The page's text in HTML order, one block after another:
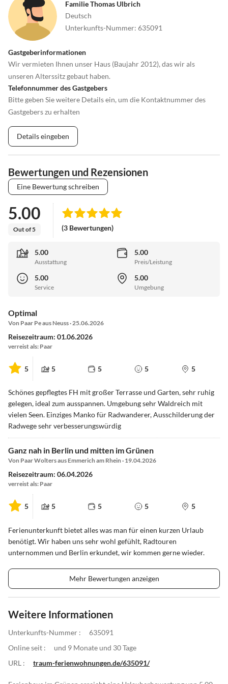
Familie Thomas Ulbrich
Deutsch
Unterkunfts-Nummer: 635091
Gastgeberinformationen
Wir vermieten Ihnen unser Haus (Baujahr 2012), das wir als
unseren Alterssitz gebaut haben.
Telefonnummer des Gastgebers
Bitte geben Sie weitere Details ein, um die Kontaktnummer des
Gastgebers zu erhalten
Details eingeben
Bewertungen und Rezensionen
Eine Bewertung schreiben
5.00
Out of 5 (3 Bewertungen)
5.00
Ausstattung
5.00
Preis/Leistung
5.00
Service
5.00
Umgebung
Optimal
Von Paar Pe aus Neuss · 25.06.2026
Reisezeitraum: 01.06.2026
verreist als: Paar
5 5 5 5 5
Schönes gepflegtes FH mit großer Terrasse und Garten, sehr ruhig
gelegen, ideal zum ausspannen. Umgebung sehr Waldreich mit
vielen Seen. Einziges Manko für Radwanderer, Ausschilderung der
Radwege sehr verbesserungswürdig
Ganz nah in Berlin und mitten im Grünen
Von Paar Wolters aus Emmerich am Rhein · 19.04.2026
Reisezeitraum: 06.04.2026
verreist als: Paar
5 5 5 5 5
Ferienunterkunft bietet alles was man für einen kurzen Urlaub
benötigt. Wir haben uns sehr wohl gefühlt, Radtouren
unternommen und Berlin erkundet, wir kommen gerne wieder.
Mehr Bewertungen anzeigen
Weitere Informationen
Unterkunfts-Nummer :
635091
Online seit :
und 9 Monate und 30 Tage
URL :
traum-ferienwohnungen.de/635091/